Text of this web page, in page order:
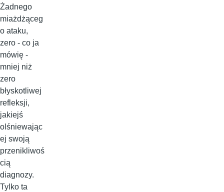
Żadnego
miażdżąceg
o ataku,
zero - co ja
mówię -
mniej niż
zero
błyskotliwej
refleksji,
jakiejś
olśniewając
ej swoją
przenikliwoś
cią
diagnozy.
Tylko ta